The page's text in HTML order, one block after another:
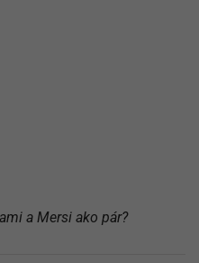
a Mersi ako pár?